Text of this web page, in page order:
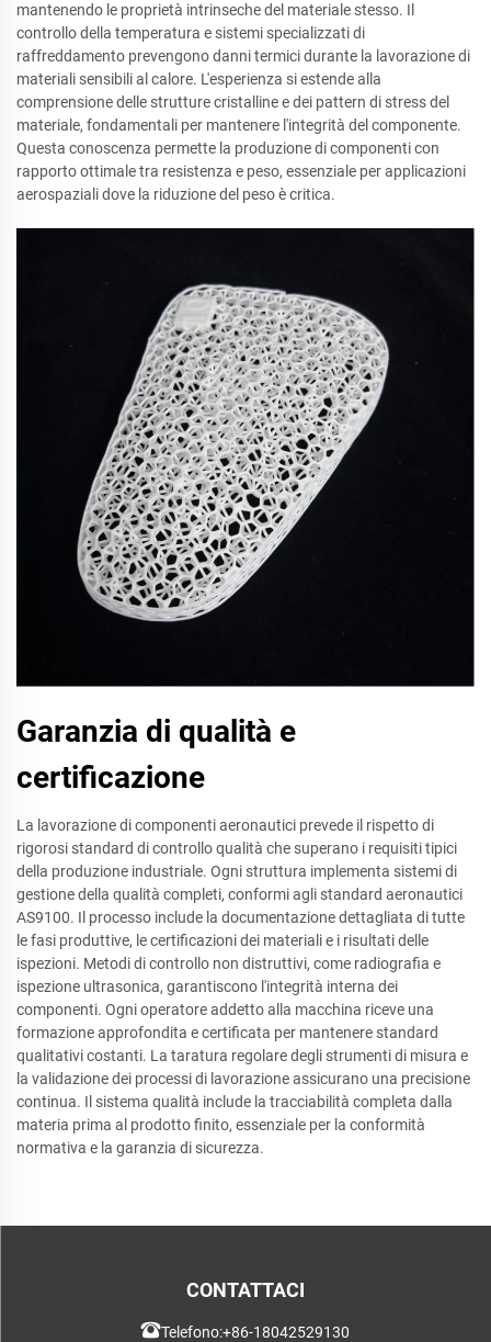
mantenendo le proprietà intrinseche del materiale stesso. Il
controllo della temperatura e sistemi specializzati di
raffreddamento prevengono danni termici durante la lavorazione di
materiali sensibili al calore. L'esperienza si estende alla
comprensione delle strutture cristalline e dei pattern di stress del
materiale, fondamentali per mantenere l'integrità del componente.
Questa conoscenza permette la produzione di componenti con
rapporto ottimale tra resistenza e peso, essenziale per applicazioni
aerospaziali dove la riduzione del peso è critica.
Garanzia di qualità e
certificazione
La lavorazione di componenti aeronautici prevede il rispetto di
rigorosi standard di controllo qualità che superano i requisiti tipici
della produzione industriale. Ogni struttura implementa sistemi di
gestione della qualità completi, conformi agli standard aeronautici
AS9100. Il processo include la documentazione dettagliata di tutte
le fasi produttive, le certificazioni dei materiali e i risultati delle
ispezioni. Metodi di controllo non distruttivi, come radiografia e
ispezione ultrasonica, garantiscono l'integrità interna dei
componenti. Ogni operatore addetto alla macchina riceve una
formazione approfondita e certificata per mantenere standard
qualitativi costanti. La taratura regolare degli strumenti di misura e
la validazione dei processi di lavorazione assicurano una precisione
continua. Il sistema qualità include la tracciabilità completa dalla
materia prima al prodotto finito, essenziale per la conformità
normativa e la garanzia di sicurezza.
CONTATTACI
Telefono:+86-18042529130